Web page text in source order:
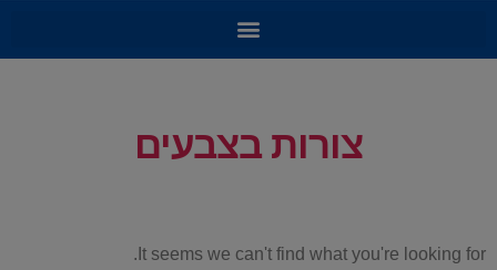
צורות בצבעים
It seems we can't find what you're looking for.